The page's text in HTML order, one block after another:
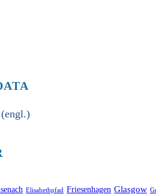
(engl.)
Elisabethpfad Friesenhagen Glasgow